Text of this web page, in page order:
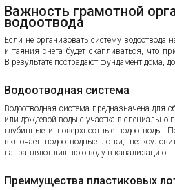
Важность грамотной
водоотвода
Если не организовать систему водоотвода
и таяния снега будет скапливаться, что
В результате пострадают фундамент дома,
Водоотводная система
Водоотводная система предназначена для
или дождевой воды с участка в специально
глубинные и поверхностные водоотводы.
включает водоотводные лотки,
направляют лишнюю воду в канализацию.
Преимущества пластиковых